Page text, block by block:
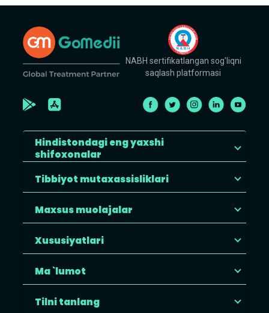
NABH sertifikatlangan sog'liqni
saqlash platformasi
Hindistondagi eng yaxshi
shifoxonalar
Tibbiyot mutaxassisliklari
Maxsus muolajalar
Xususiyatlari
Ma `lumot
Tilni tanlang